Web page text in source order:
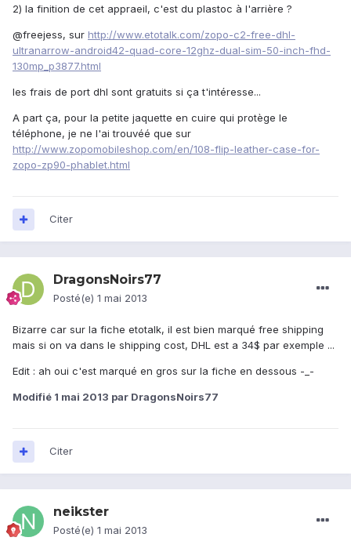
2) la finition de cet appraeil, c'est du plastoc à l'arrière ?
@freejess, sur http://www.etotalk.com/zopo-c2-free-dhl-
ultranarrow-android42-quad-core-12ghz-dual-sim-50-inch-fhd-
130mp_p3877.html
les frais de port dhl sont gratuits si ça t'intéresse...
A part ça, pour la petite jaquette en cuire qui protège le
téléphone, je ne l'ai trouvéé que sur
http://www.zopomobileshop.com/en/108-flip-leather-case-for-
zopo-zp90-phablet.html
Citer
DragonsNoirs77
Posté(e) 1 mai 2013
Bizarre car sur la fiche etotalk, il est bien marqué free shipping
mais si on va dans le shipping cost, DHL est a 34$ par exemple ...
Edit : ah oui c'est marqué en gros sur la fiche en dessous -_-
Modifié 1 mai 2013 par DragonsNoirs77
Citer
neikster
Posté(e) 1 mai 2013